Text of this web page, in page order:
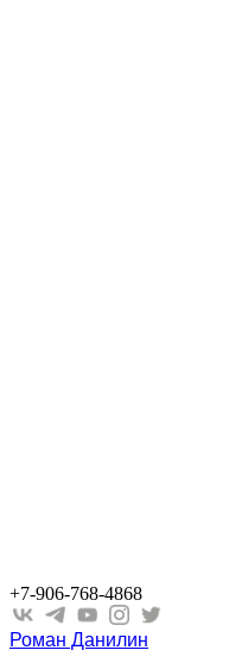
+7-906-768-4868
Роман Данилин